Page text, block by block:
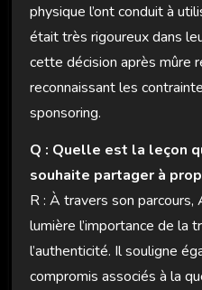
physique l’ont conduit à
était très rigoureux dans
cette décision après mûre
reconnaissant les
sponsoring.
Q : Quelle est la leçon
souhaite partager à
R : À travers son
lumière l’importance de la
l’authenticité. Il souligne
compromis associés à la